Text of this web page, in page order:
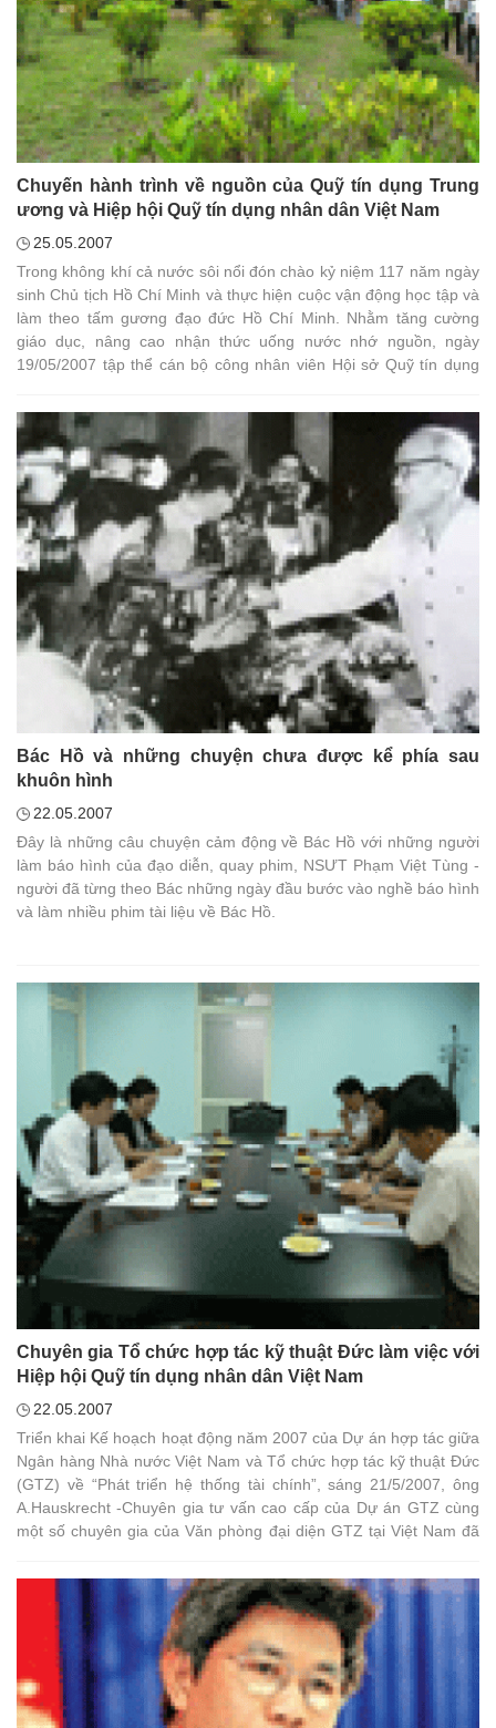
Chuyến hành trình về nguồn của Quỹ tín dụng Trung
ương và Hiệp hội Quỹ tín dụng nhân dân Việt Nam
25.05.2007
Trong không khí cả nước sôi nổi đón chào kỷ niệm 117 năm ngày
sinh Chủ tịch Hồ Chí Minh và thực hiện cuộc vận động học tập và
làm theo tấm gương đạo đức Hồ Chí Minh. Nhằm tăng cường
giáo dục, nâng cao nhận thức uống nước nhớ nguồn, ngày
19/05/2007 tập thể cán bộ công nhân viên Hội sở Quỹ tín dụng
về nguồn” thăm lại chiến khu cách mạng Tân Trào – Tuyên
Quang và chiến khu kháng chiến Định Hoá - Thái Nguyên năm
xưa.
Bác Hồ và những chuyện chưa được kể phía sau
khuôn hình
22.05.2007
Đây là những câu chuyện cảm động về Bác Hồ với những người
làm báo hình của đạo diễn, quay phim, NSƯT Phạm Việt Tùng -
người đã từng theo Bác những ngày đầu bước vào nghề báo hình
và làm nhiều phim tài liệu về Bác Hồ.
Chuyên gia Tổ chức hợp tác kỹ thuật Đức làm việc với
Hiệp hội Quỹ tín dụng nhân dân Việt Nam
22.05.2007
Triển khai Kế hoạch hoạt động năm 2007 của Dự án hợp tác giữa
Ngân hàng Nhà nước Việt Nam và Tổ chức hợp tác kỹ thuật Đức
(GTZ) về “Phát triển hệ thống tài chính”, sáng 21/5/2007, ông
A.Hauskrecht -Chuyên gia tư vấn cao cấp của Dự án GTZ cùng
một số chuyên gia của Văn phòng đại diện GTZ tại Việt Nam đã
Việt Nam.